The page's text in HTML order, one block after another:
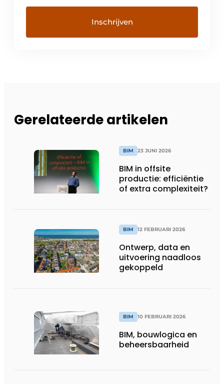
Gerelateerde artikelen
BIM 23 JUNI 2026
BIM in offsite
productie: efficiëntie
of extra complexiteit?
BIM 12 FEBRUARI 2026
Ontwerp, data en
uitvoering naadloos
gekoppeld
BIM 10 FEBRUARI 2026
BIM, bouwlogica en
beheersbaarheid